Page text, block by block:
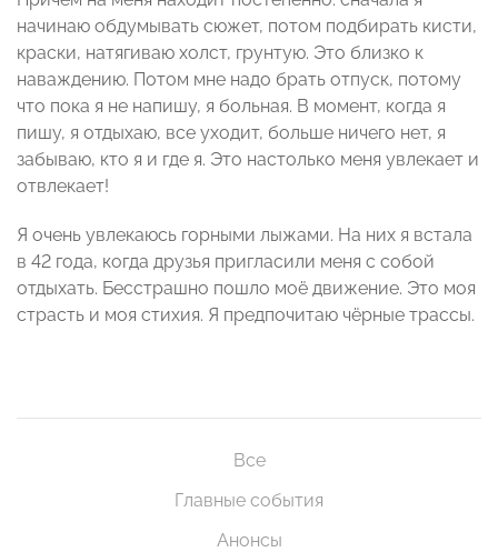
начинаю обдумывать сюжет, потом подбирать кисти,
краски, натягиваю холст, грунтую. Это близко к
наваждению. Потом мне надо брать отпуск, потому
что пока я не напишу, я больная. В момент, когда я
пишу, я отдыхаю, все уходит, больше ничего нет, я
забываю, кто я и где я. Это настолько меня увлекает и
отвлекает!
Я очень увлекаюсь горными лыжами. На них я встала
в 42 года, когда друзья пригласили меня с собой
отдыхать. Бесстрашно пошло моё движение. Это моя
страсть и моя стихия. Я предпочитаю чёрные трассы.
Все
Главные события
Анонсы